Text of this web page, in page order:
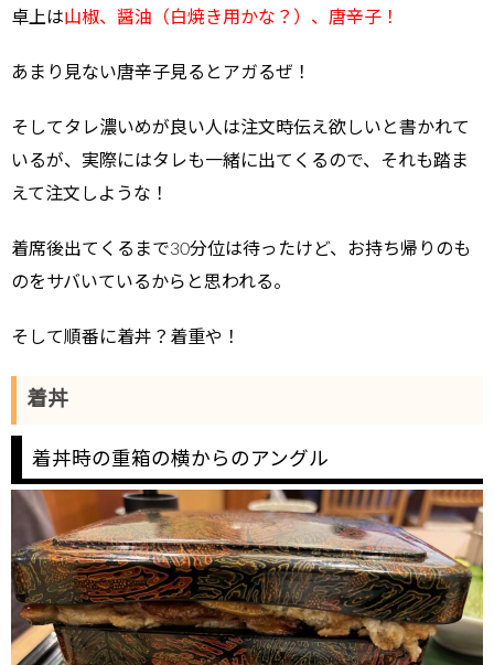
卓上は山椒、醤油（白焼き用かな？）、唐辛子！
あまり見ない唐辛子見るとアガるぜ！
そしてタレ濃いめが良い人は注文時伝え欲しいと書かれて
いるが、実際にはタレも一緒に出てくるので、それも踏ま
えて注文しような！
着席後出てくるまで30分位は待ったけど、お持ち帰りのも
のをサバいているからと思われる。
そして順番に着丼？着重や！
着丼
着丼時の重箱の横からのアングル